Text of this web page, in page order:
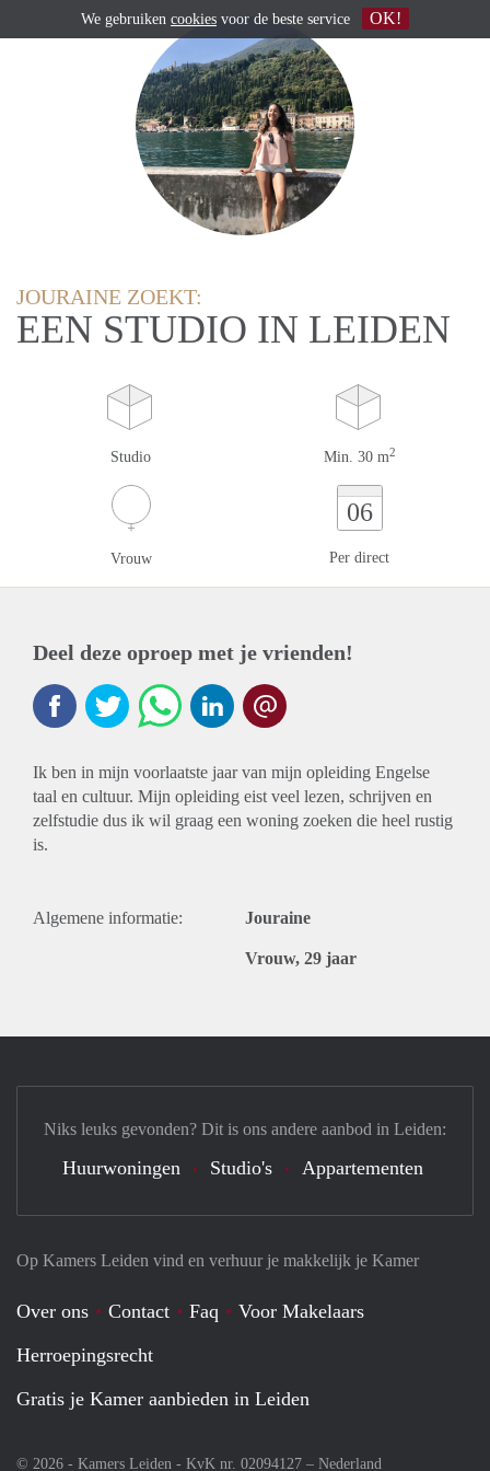
JOURAINE ZOEKT:
EEN STUDIO IN LEIDEN
Studio Min. 30 m2
Vrouw
06
Per direct
Deel deze oproep met je vrienden!
Ik ben in mijn voorlaatste jaar van mijn opleiding Engelse
taal en cultuur. Mijn opleiding eist veel lezen, schrijven en
zelfstudie dus ik wil graag een woning zoeken die heel rustig
is.
Algemene informatie: Jouraine
Vrouw, 29 jaar
Op Kamers Leiden vind en verhuur je makkelijk je Kamer
Over ons Contact Faq
Voor Makelaars
Herroepingsrecht
Gratis je Kamer aanbieden in Leiden
© 2026 - Kamers Leiden - KvK nr. 02094127 – Nederland
Niks leuks gevonden? Dit is ons andere aanbod in Leiden:
Huurwoningen Studio's Appartementen
We gebruiken cookies voor de beste service OK!